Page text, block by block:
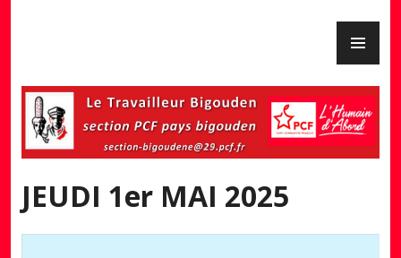
JEUDI 1er MAI 2025